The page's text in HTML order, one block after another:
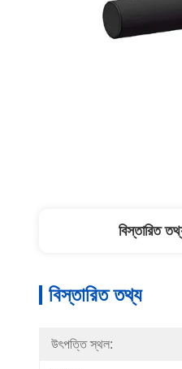
বিস্তারিত
বিস্তারিত তথ্য
উৎপত্তি স্থল: